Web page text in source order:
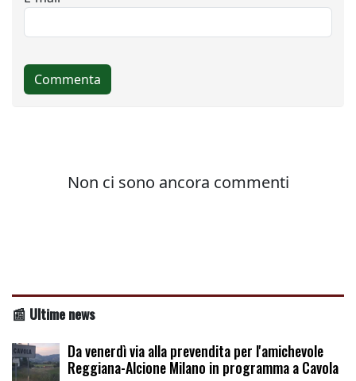
📰 Ultime news
Da venerdì via alla prevendita per l'amichevole
Reggiana-Alcione Milano in programma a Cavola